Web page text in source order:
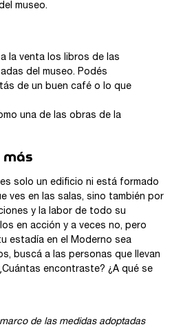
museo.
la venta los libros de las
del museo. Podés
de un buen café o lo que
una de las obras de la
más
solo un edificio ni está formado
ves en las salas, sino también por
y la labor de todo su
en acción y a veces no, pero
estadía en el Moderno sea
buscá a las personas que llevan
encontraste? ¿A qué se
de las medidas adoptadas